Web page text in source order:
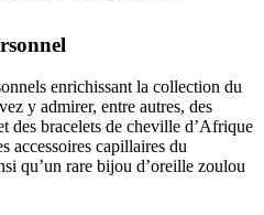
enrichissant la collection du
y admirer, entre autres, des
des bracelets de cheville d’Afrique
accessoires capillaires du
qu’un rare bijou d’oreille zoulou